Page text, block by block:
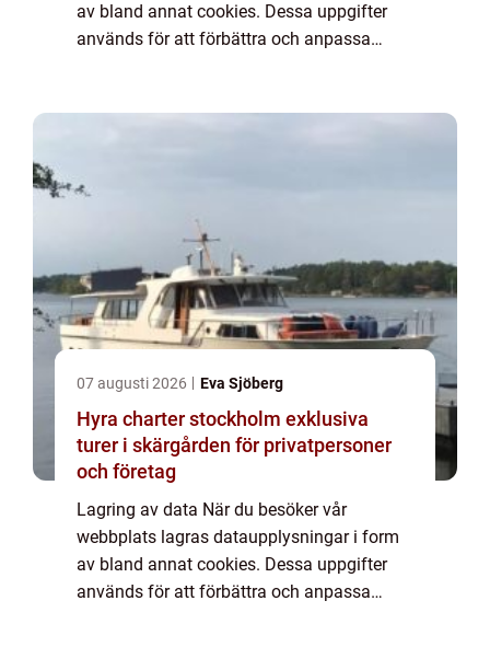
av bland annat cookies. Dessa uppgifter
används för att förbättra och anpassa
07 augusti 2026 Eva Sjöberg
Hyra charter stockholm exklusiva
turer i skärgården för privatpersoner
och företag
Lagring av data När du besöker vår
webbplats lagras dataupplysningar i form
av bland annat cookies. Dessa uppgifter
används för att förbättra och anpassa